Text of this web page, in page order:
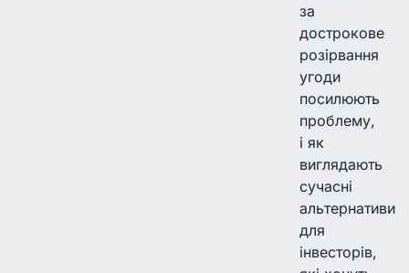
за
дострокове
розірвання
угоди
посилюють
проблему,
і як
виглядають
сучасні
альтернативи
для
інвесторів,